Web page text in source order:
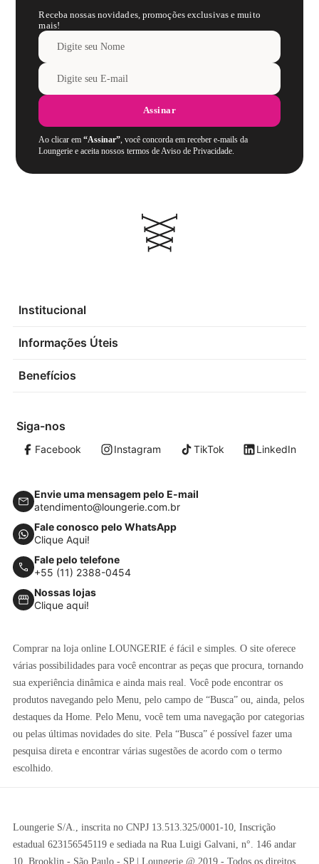
Receba nossas novidades, promoções exclusivas e muito
mais!
Assinar
Ao clicar em“Assinar”, você concorda em receber e-mails da
Loungerie e aceita nossos termos de Aviso de Privacidade.
Institucional
Informações Úteis
Benefícios
Siga-nos
Facebook Instagram TikTok LinkedIn
Envie uma mensagem pelo E-mail
atendimento@loungerie.com.br
Fale conosco pelo WhatsApp
Clique Aqui!
Fale pelo telefone
+55 (11) 2388-0454
Nossas lojas
Clique aqui!
Comprar na loja online LOUNGERIE é fácil e simples. O site oferece
várias possibilidades para você encontrar as peças que procura, tornando
sua experiência dinâmica e ainda mais real. Você pode encontrar os
produtos navegando pelo Menu, pelo campo de “Busca” ou, ainda, pelos
destaques da Home. Pelo Menu, você tem uma navegação por categorias
ou pelas últimas novidades do site. Pela “Busca” é possível fazer uma
pesquisa direta e encontrar várias sugestões de acordo com o termo
escolhido.
Loungerie S/A., inscrita no CNPJ 13.513.325/0001-10, Inscrição
estadual 623156545119 e sediada na Rua Luigi Galvani, n°. 146 andar
10, Brooklin - São Paulo - SP | Loungerie @ 2019 - Todos os direitos